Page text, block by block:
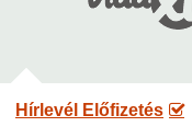
Hírlevél Előfizetés